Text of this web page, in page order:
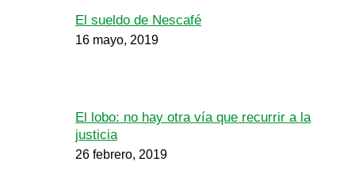
El sueldo de Nescafé
16 mayo, 2019
El lobo: no hay otra vía que recurrir a la
justicia
26 febrero, 2019